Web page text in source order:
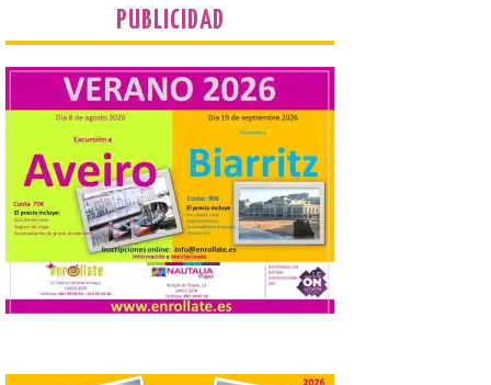
Santander aconseja acudir
a pie o en transporte
público y evitar el
vehículo privado para el
eclipse
8 Ago 2026
El TUS cuenta con líneas
que llegan a la zona en
puntos como el faro de
Cabo Mayor, Cueto,
Corbanera o Ciriego y
reforzará la movilidad con un servicio
especial de lanzaderas desde el PCTCAN
PUBLICIDAD